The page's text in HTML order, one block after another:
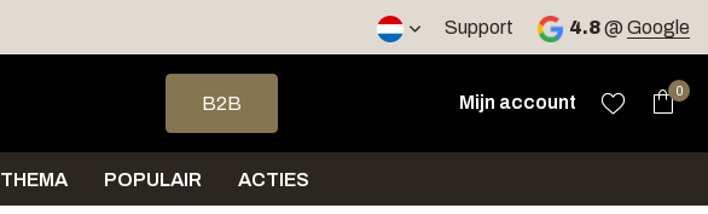
Support 4.8@ Google
Gebruik de pijltjes op en neer om een beschikbaar resultaat te selecteren. Druk
B2B
Mijn account
0
THEMA POPULAIR ACTIES